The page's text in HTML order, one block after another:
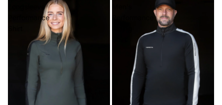
Longsleeve
Performance